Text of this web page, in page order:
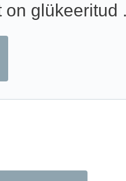
on glükeeritud